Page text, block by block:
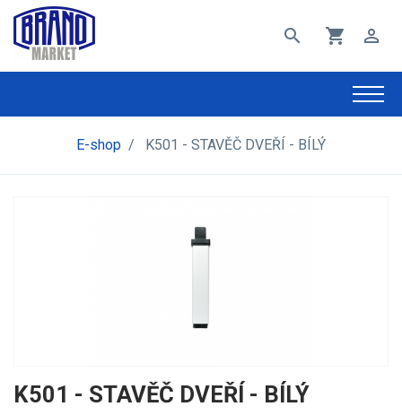
search shopping_cart perm_identity
E-shop / K501 - STAVĚČ DVEŘÍ - BÍLÝ
K501 - STAVĚČ DVEŘÍ - BÍLÝ